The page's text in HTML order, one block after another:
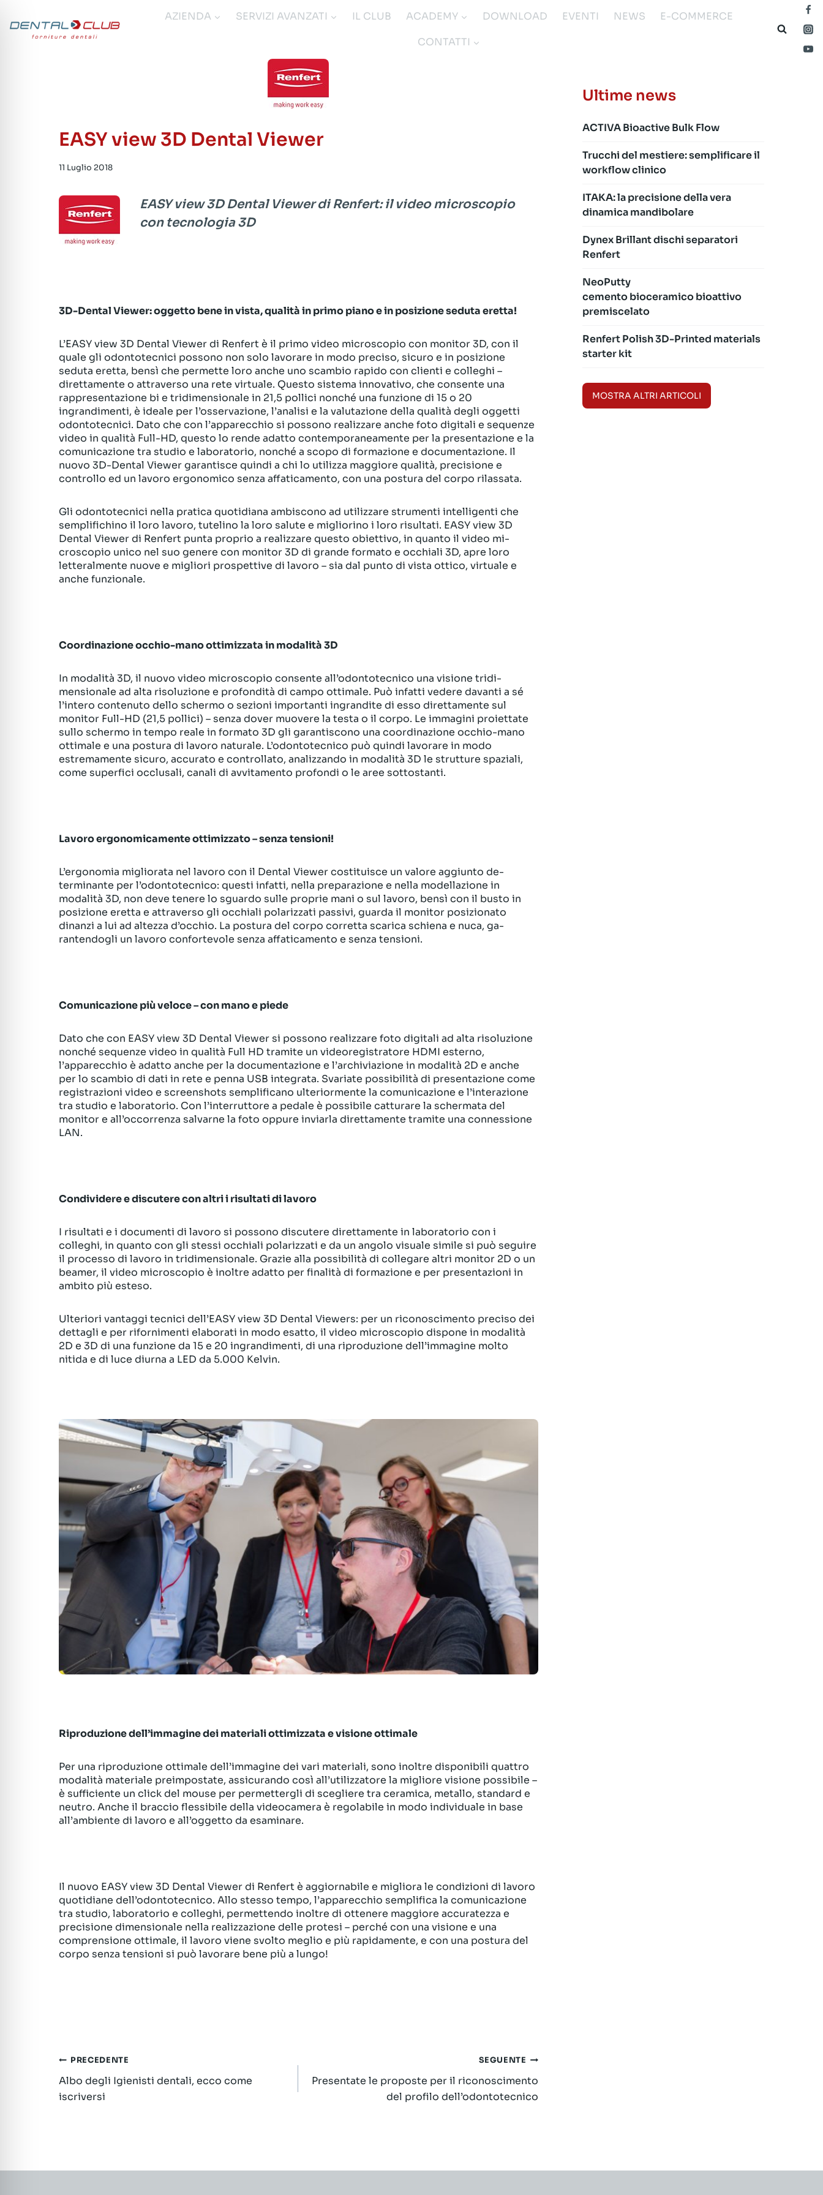
contenuto
AZIENDA SERVIZI AVANZATI IL CLUB ACADEMY DOWNLOAD EVENTI NEWS
E-COMMERCE
CONTATTI
EASY view 3D Dental Viewer
11 Luglio 2018
EASY view 3D Dental Viewer di Renfert: il video microscopio
con tecnologia 3D
3D-Dental Viewer: oggetto bene in vista, qualità in primo piano e in posizione se­duta eretta!
L’EASY view 3D Dental Viewer di Renfert è il primo vi­deo microscopio con monitor 3D, con il
quale gli odontotecnici possono non solo lavorare in modo preciso, sicuro e in posizione
seduta eretta, bensì che permette loro anche uno scambio rapido con clienti e colleghi –
direttamente o attraverso una rete virtuale. Questo sistema innovativo, che consente una
rappresentazione bi e tridimensionale in 21,5 pollici nonché una funzione di 15 o 20
ingrandimenti, è ideale per l’osservazione, l’analisi e la va­lutazione della qualità degli oggetti
odontotecnici. Dato che con l’apparecchio si possono realizzare anche foto digitali e sequenze
video in qualità Full-HD, questo lo rende adatto contemporaneamente per la presentazione e la
comunicazione tra studio e laboratorio, nonché a scopo di formazione e documentazione. Il
nuovo 3D-Dental Viewer garantisce quindi a chi lo utilizza maggiore qualità, precisione e
controllo ed un lavoro ergonomico senza affaticamento, con una postura del corpo rilassata.
Gli odontotecnici nella pratica quotidiana ambiscono ad utilizzare strumenti intelligenti che
semplifichino il loro lavoro, tutelino la loro salute e migliorino i loro risultati. EASY view 3D
Dental Viewer di Renfert punta proprio a realizzare questo obiettivo, in quanto il video mi­
croscopio unico nel suo genere con monitor 3D di grande formato e occhiali 3D, apre loro
letteralmente nuove e migliori prospettive di lavoro – sia dal punto di vista ottico, virtuale e
anche funzionale.
Coordinazione occhio-mano ottimizzata in modalità 3D
In modalità 3D, il nuovo video microscopio consente all’odontotecnico una visione tridi­
mensionale ad alta risoluzione e profondità di campo ottimale. Può infatti vedere davanti a sé
l’intero contenuto dello schermo o sezioni importanti ingrandite di esso direttamente sul
monitor Full-HD (21,5 pollici) – senza dover muovere la testa o il corpo. Le immagini pro­iettate
sullo schermo in tempo reale in formato 3D gli garantiscono una coordinazione oc­chio-mano
ottimale e una postura di lavoro naturale. L’odontotecnico può quindi lavorare in modo
estremamente sicuro, accurato e controllato, analizzando in modalità 3D le strut­ture spaziali,
come superfici occlusali, canali di avvitamento profondi o le aree sottostanti.
Lavoro ergonomicamente ottimizzato – senza tensioni!
L’ergonomia migliorata nel lavoro con il Dental Viewer costituisce un valore aggiunto de­
terminante per l’odontotecnico: questi infatti, nella preparazione e nella modellazione in
modalità 3D, non deve tenere lo sguardo sulle proprie mani o sul lavoro, bensì con il busto in
posizione eretta e attraverso gli occhiali polarizzati passivi, guarda il monitor posizionato
dinanzi a lui ad altezza d’occhio. La postura del corpo corretta scarica schiena e nuca, ga­
rantendogli un lavoro confortevole senza affaticamento e senza tensioni.
Comunicazione più veloce – con mano e piede
Dato che con EASY view 3D Dental Viewer si possono realizzare foto digitali ad alta risolu­zione
nonché sequenze video in qualità Full HD tramite un videoregistratore HDMI esterno,
l’apparecchio è adatto anche per la documentazione e l’archiviazione in modalità 2D e anche
per lo scambio di dati in rete e penna USB integrata. Svariate possibilità di presenta­zione come
registrazioni video e screenshots semplificano ulteriormente la comunicazione e l’interazione
tra studio e laboratorio. Con l’interruttore a pedale è possibile catturare la schermata del
monitor e all’occorrenza salvarne la foto oppure inviarla direttamente trami­te una connessione
LAN.
Condividere e discutere con altri i risultati di lavoro
I risultati e i documenti di lavoro si possono discutere direttamente in laboratorio con i
colleghi, in quanto con gli stessi occhiali polarizzati e da un angolo visuale simile si può seguire
il processo di lavoro in tridimensionale. Grazie alla possibilità di collegare altri mo­nitor 2D o un
beamer, il video microscopio è inoltre adatto per finalità di formazione e per presentazioni in
ambito più esteso.
Ulteriori vantaggi tecnici dell’EASY view 3D Dental Viewers: per un riconoscimento preciso dei
dettagli e per rifornimenti elaborati in modo esatto, il video microscopio dispone in modalità
2D e 3D di una funzione da 15 e 20 ingrandimenti, di una riproduzione dell’im­magine molto
nitida e di luce diurna a LED da 5.000 Kelvin.
Riproduzione dell’immagine dei materiali ottimizzata e visione ottimale
Per una riproduzione ottimale dell’immagine dei vari materiali, sono inoltre disponibili quattro
modalità materiale preimpostate, assicurando così all’utilizzatore la migliore visio­ne possibile –
è sufficiente un click del mouse per permettergli di scegliere tra ceramica, metallo, standard e
neutro. Anche il braccio flessibile della videocamera è regolabile in modo individuale in base
all’ambiente di lavoro e all’oggetto da esaminare.
Il nuovo EASY view 3D Dental Viewer di Renfert è aggiornabile e migliora le condizioni di lavoro
quotidiane dell’odontotecnico. Allo stesso tempo, l’apparecchio semplifica la co­municazione
tra studio, laboratorio e colleghi, permettendo inoltre di ottenere maggiore accuratezza e
precisione dimensionale nella realizzazione delle protesi – perché con una visione e una
comprensione ottimale, il lavoro viene svolto meglio e più rapidamente, e con una postura del
corpo senza tensioni si può lavorare bene più a lungo!
Navigazione
articoli
PRECEDENTE
Albo degli Igienisti dentali, ecco come
iscriversi
SEGUENTE
Presentate le proposte per il riconoscimento
del profilo dell’odontotecnico
Ultime news
ACTIVA Bioactive Bulk Flow
Trucchi del mestiere: semplificare il
workflow clinico
ITAKA: la precisione della vera
dinamica mandibolare
Dynex Brillant dischi separatori
Renfert
NeoPutty
cemento bioceramico bioattivo
premiscelato
Renfert Polish 3D-Printed materials
starter kit
MOSTRA ALTRI ARTICOLI